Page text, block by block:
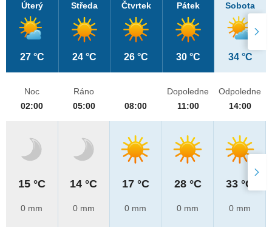
Úterý
27 °C
Středa
24 °C
Čtvrtek
26 °C
Pátek
30 °C
Sobota
34 °C
Noc
02:00
15 °C
0 mm
Ráno
05:00
14 °C
0 mm
08:00
17 °C
0 mm
Dopoledne
11:00
28 °C
0 mm
Odpoledne
14:00
33 °C
0 mm